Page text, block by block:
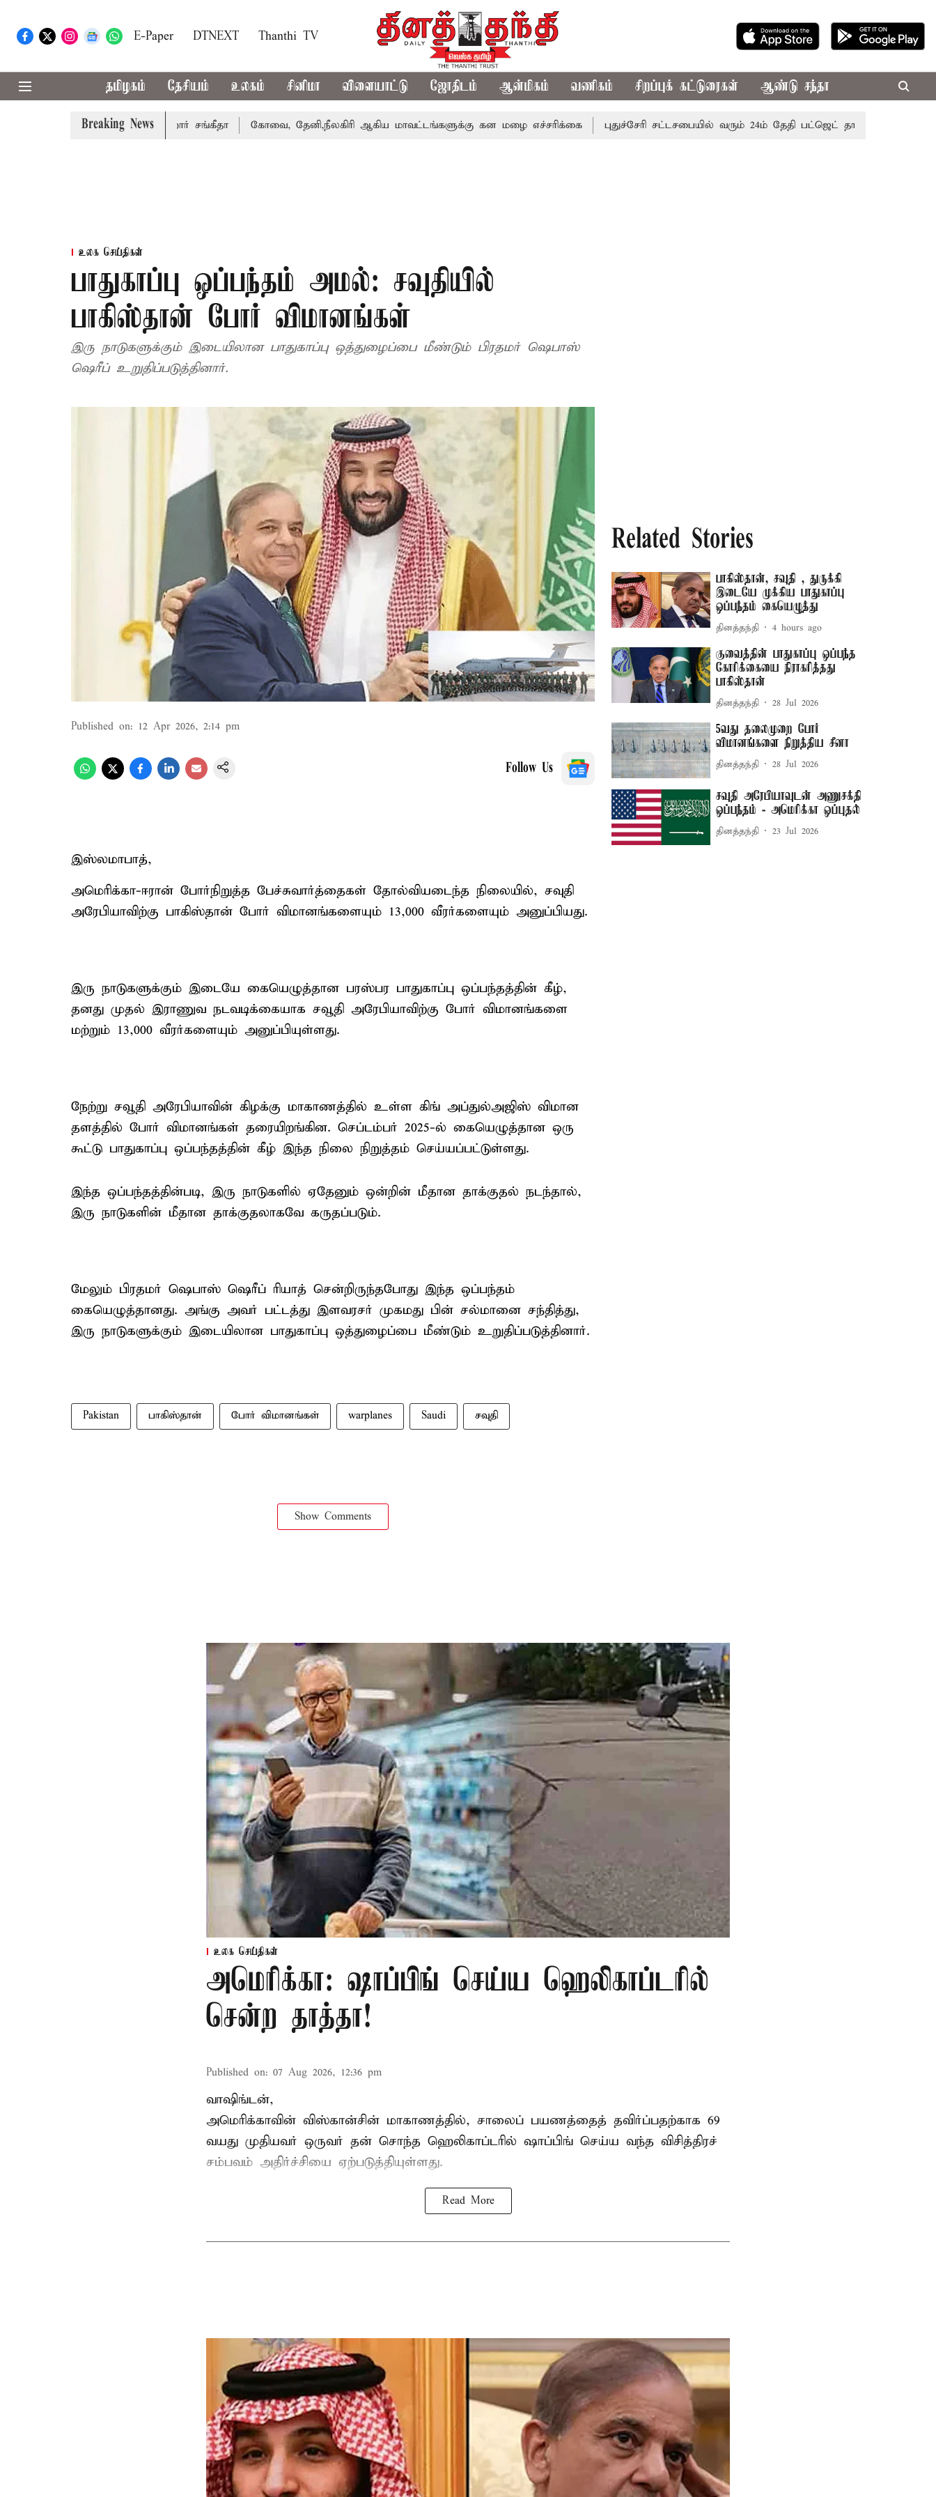
E-Paper DTNEXT Thanthi TV
தமிழகம் தேசியம் உலகம் சினிமா விளையாட்டு ஜோதிடம் ஆன்மிகம் வணிகம் சிறப்புக் கட்டுரைகள் ஆண்டு சந்தா
Breaking News
வழக்கை வாபஸ் பெற்றார் சங்கீதா கோவை, தேனி,நீலகிரி ஆகிய மாவட்டங்களுக்கு கன மழை எச்சரிக்கை புதுச்சேரி சட்டசபையில் வரும் 24ம் தேதி பட்ஜெட் தாக்கல் செய்கிறார் முதல்-
உலக செய்திகள்
பாதுகாப்பு ஒப்பந்தம் அமல்: சவுதியில்
பாகிஸ்தான் போர் விமானங்கள்
இரு நாடுகளுக்கும் இடையிலான பாதுகாப்பு ஒத்துழைப்பை மீண்டும் பிரதமர் ஷெபாஸ்
ஷெரீப் உறுதிப்படுத்தினார்.
Published on: 12 Apr 2026, 2:14 pm
Follow Us
இஸ்லமாபாத்,
அமெரிக்கா-ஈரான் போர்நிறுத்த பேச்சுவார்த்தைகள் தோல்வியடைந்த நிலையில், சவுதி
அரேபியாவிற்கு பாகிஸ்தான் போர் விமானங்களையும் 13,000 வீரர்களையும் அனுப்பியது.
இரு நாடுகளுக்கும் இடையே கையெழுத்தான பரஸ்பர பாதுகாப்பு ஒப்பந்தத்தின் கீழ்,
தனது முதல் இராணுவ நடவடிக்கையாக சவூதி அரேபியாவிற்கு போர் விமானங்களை
மற்றும் 13,000 வீரர்களையும் அனுப்பியுள்ளது.
நேற்று சவூதி அரேபியாவின் கிழக்கு மாகாணத்தில் உள்ள கிங் அப்துல்அஜிஸ் விமான
தளத்தில் போர் விமானங்கள் தரையிறங்கின. செப்டம்பர் 2025-ல் கையெழுத்தான ஒரு
கூட்டு பாதுகாப்பு ஒப்பந்தத்தின் கீழ் இந்த நிலை நிறுத்தம் செய்யப்பட்டுள்ளது.
இந்த ஒப்பந்தத்தின்படி, இரு நாடுகளில் ஏதேனும் ஒன்றின் மீதான தாக்குதல் நடந்தால்,
இரு நாடுகளின் மீதான தாக்குதலாகவே கருதப்படும்.
மேலும் பிரதமர் ஷெபாஸ் ஷெரீப் ரியாத் சென்றிருந்தபோது இந்த ஒப்பந்தம்
கையெழுத்தானது. அங்கு அவர் பட்டத்து இளவரசர் முகமது பின் சல்மானை சந்தித்து,
இரு நாடுகளுக்கும் இடையிலான பாதுகாப்பு ஒத்துழைப்பை மீண்டும் உறுதிப்படுத்தினார்.
Pakistan பாகிஸ்தான் போர் விமானங்கள் warplanes Saudi சவுதி
Show Comments
Related Stories
பாகிஸ்தான், சவுதி , துருக்கி
இடையே முக்கிய பாதுகாப்பு
ஒப்பந்தம் கையெழுத்து
தினத்தந்தி 4 hours ago
குவைத்தின் பாதுகாப்பு ஒப்பந்த
கோரிக்கையை நிராகரித்தது
பாகிஸ்தான்
தினத்தந்தி 28 Jul 2026
5வது தலைமுறை போர்
விமானங்களை நிறுத்திய சீனா
தினத்தந்தி 28 Jul 2026
சவுதி அரேபியாவுடன் அணுசக்தி
ஒப்பந்தம் - அமெரிக்கா ஒப்புதல்
தினத்தந்தி 23 Jul 2026
உலக செய்திகள்
அமெரிக்கா: ஷாப்பிங் செய்ய ஹெலிகாப்டரில்
சென்ற தாத்தா!
Published on: 07 Aug 2026, 12:36 pm
வாஷிங்டன்,
அமெரிக்காவின் விஸ்கான்சின் மாகாணத்தில், சாலைப் பயணத்தைத் தவிர்ப்பதற்காக 69
வயது முதியவர் ஒருவர் தன் சொந்த ஹெலிகாப்டரில் ஷாப்பிங் செய்ய வந்த விசித்திரச்
சம்பவம் அதிர்ச்சியை ஏற்படுத்தியுள்ளது.
Read More